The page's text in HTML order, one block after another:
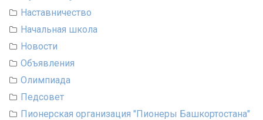
Наставничество
Начальная школа
Новости
Объявления
Олимпиада
Педсовет
Пионерская организация "Пионеры Башкортостана"